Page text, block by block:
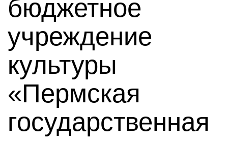
бюджетное
учреждение
культуры
«Пермская
государственная